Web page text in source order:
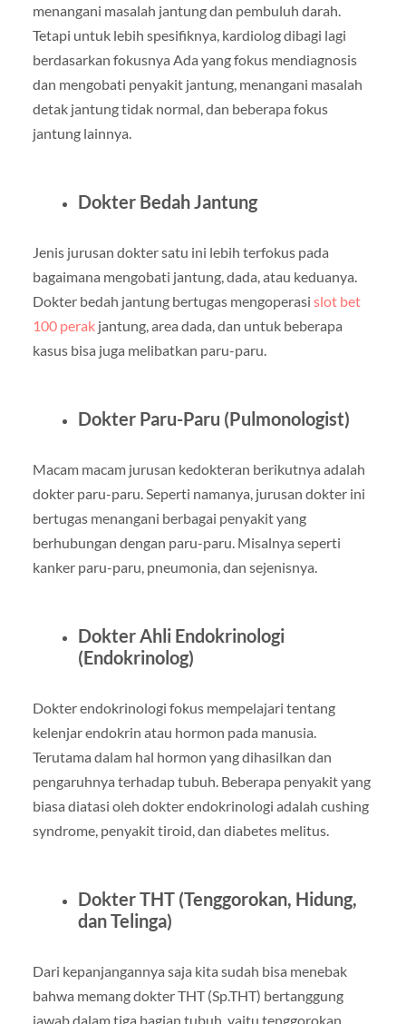
menangani masalah jantung dan pembuluh darah.
Tetapi untuk lebih spesifiknya, kardiolog dibagi lagi
berdasarkan fokusnya Ada yang fokus mendiagnosis
dan mengobati penyakit jantung, menangani masalah
detak jantung tidak normal, dan beberapa fokus
jantung lainnya.
Dokter Bedah Jantung
Jenis jurusan dokter satu ini lebih terfokus pada
bagaimana mengobati jantung, dada, atau keduanya.
Dokter bedah jantung bertugas mengoperasi slot bet
100 perakjantung, area dada, dan untuk beberapa
kasus bisa juga melibatkan paru-paru.
Dokter Paru-Paru (Pulmonologist)
Macam macam jurusan kedokteran berikutnya adalah
dokter paru-paru. Seperti namanya, jurusan dokter ini
bertugas menangani berbagai penyakit yang
berhubungan dengan paru-paru. Misalnya seperti
kanker paru-paru, pneumonia, dan sejenisnya.
Dokter Ahli Endokrinologi
(Endokrinolog)
Dokter endokrinologi fokus mempelajari tentang
kelenjar endokrin atau hormon pada manusia.
Terutama dalam hal hormon yang dihasilkan dan
pengaruhnya terhadap tubuh. Beberapa penyakit yang
biasa diatasi oleh dokter endokrinologi adalah cushing
syndrome, penyakit tiroid, dan diabetes melitus.
Dokter THT (Tenggorokan, Hidung,
dan Telinga)
Dari kepanjangannya saja kita sudah bisa menebak
bahwa memang dokter THT (Sp.THT) bertanggung
jawab dalam tiga bagian tubuh, yaitu tenggorokan,